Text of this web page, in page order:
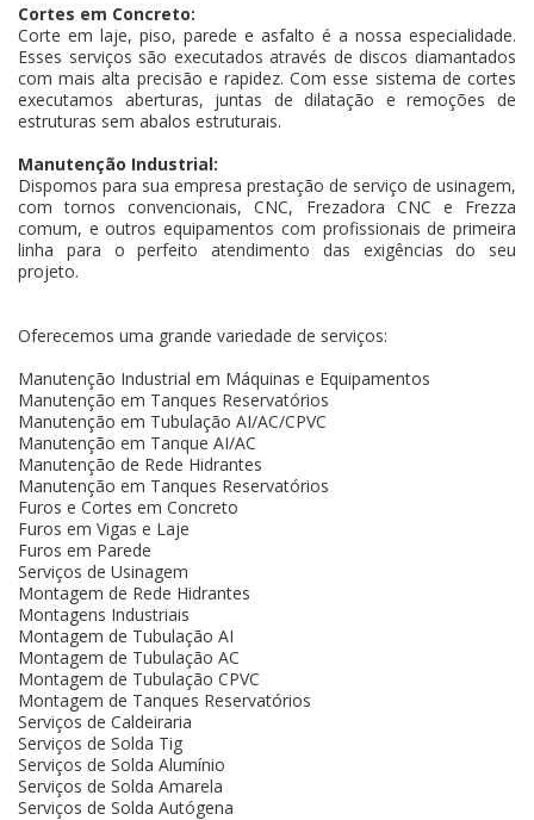
Cortes em Concreto:
Corte em laje, piso, parede e asfalto é a nossa especialidade.
Esses serviços são executados através de discos diamantados
com mais alta precisão e rapidez. Com esse sistema de cortes
executamos aberturas, juntas de dilatação e remoções de
estruturas sem abalos estruturais.
Manutenção Industrial:
Dispomos para sua empresa prestação de serviço de usinagem,
com tornos convencionais, CNC, Frezadora CNC e Frezza
comum, e outros equipamentos com profissionais de primeira
linha para o perfeito atendimento das exigências do seu
projeto.
Oferecemos uma grande variedade de serviços:
Manutenção Industrial em Máquinas e Equipamentos
Manutenção em Tanques Reservatórios
Manutenção em Tubulação AI/AC/CPVC
Manutenção em Tanque AI/AC
Manutenção de Rede Hidrantes
Manutenção em Tanques Reservatórios
Furos e Cortes em Concreto
Furos em Vigas e Laje
Furos em Parede
Serviços de Usinagem
Montagem de Rede Hidrantes
Montagens Industriais
Montagem de Tubulação AI
Montagem de Tubulação AC
Montagem de Tubulação CPVC
Montagem de Tanques Reservatórios
Serviços de Caldeiraria
Serviços de Solda Tig
Serviços de Solda Alumínio
Serviços de Solda Amarela
Serviços de Solda Autógena